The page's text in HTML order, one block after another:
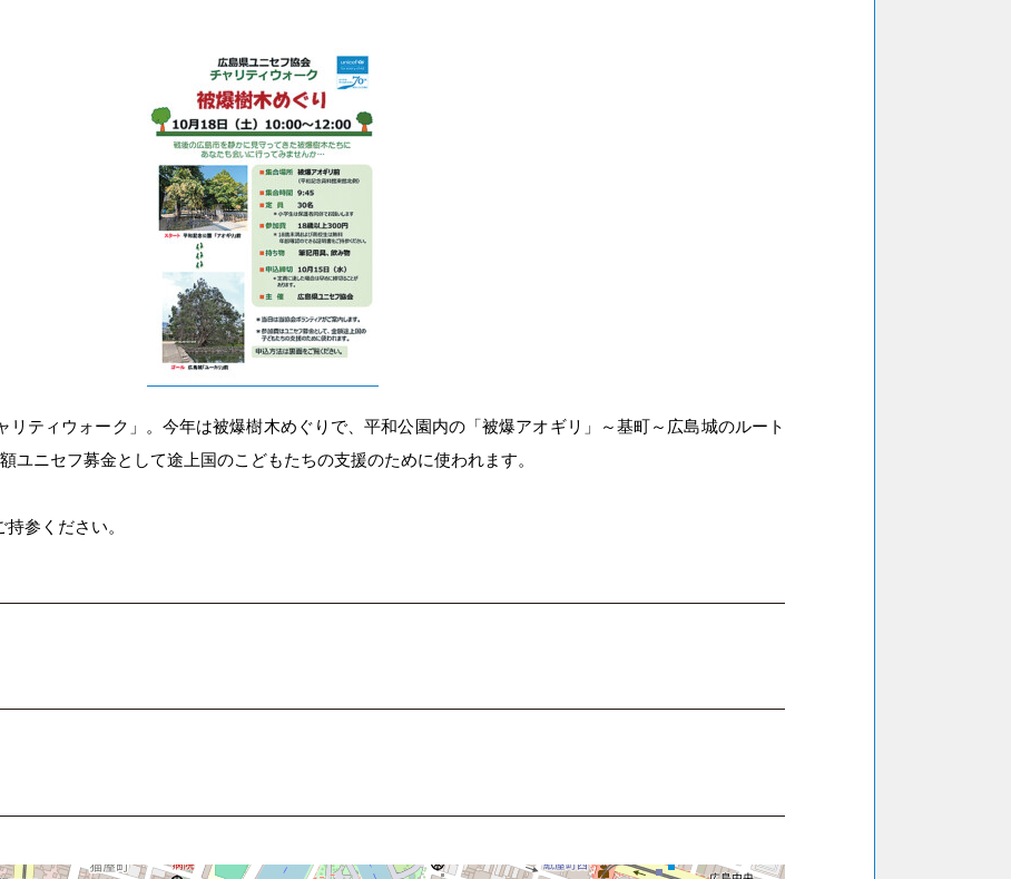
リティウォーク」。今年は被爆樹木めぐりで、平和公園内の「被爆アオギリ」～基町～広島城のルート
ユニセフ募金として途上国のこどもたちの支援のために使われます。
参ください。